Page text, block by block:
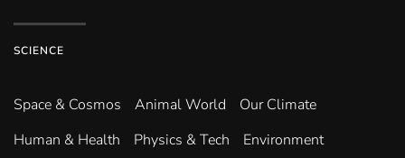
SCIENCE
Space & Cosmos Animal World
Our Climate
Human & Health
Physics & Tech
Environment